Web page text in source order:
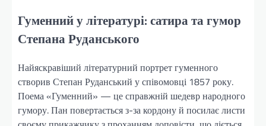
Гуменний у літературі: сатира та гумор
Степана Руданського
Найяскравіший літературний портрет гуменного
створив Степан Руданський у співомовці 1857 року.
Поема «Гуменний» — це справжній шедевр народного
гумору. Пан повертається з-за кордону й посилає листи